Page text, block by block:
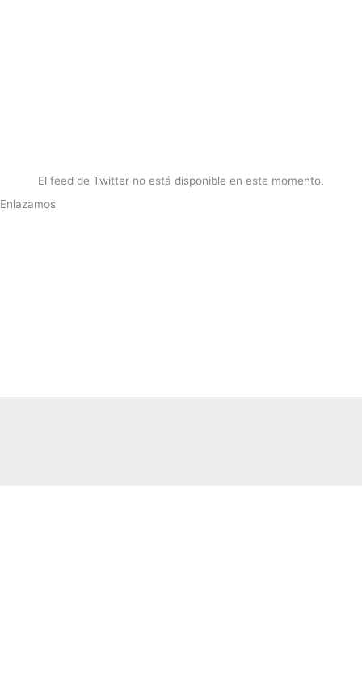
El feed de Twitter no está disponible en este momento.
Enlazamos